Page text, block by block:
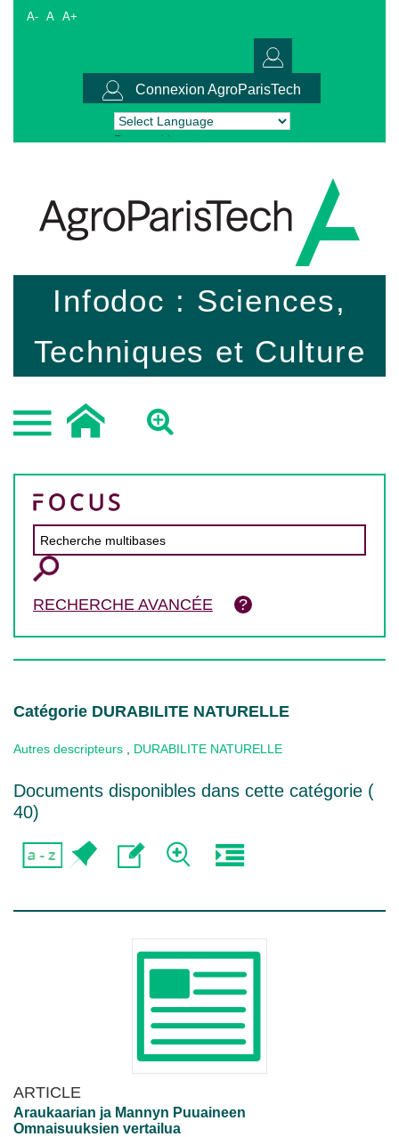
A- A A+
Connexion AgroParisTech
Powered by Translate
Infodoc : Sciences,
Techniques et Culture
RECHERCHE AVANCÉE
Catégorie DURABILITE NATURELLE
Autres descripteurs DURABILITE NATURELLE
Documents disponibles dans cette catégorie (
40)
ARTICLE
Araukaarian ja Mannyn Puuaineen
Omnaisuuksien vertailua